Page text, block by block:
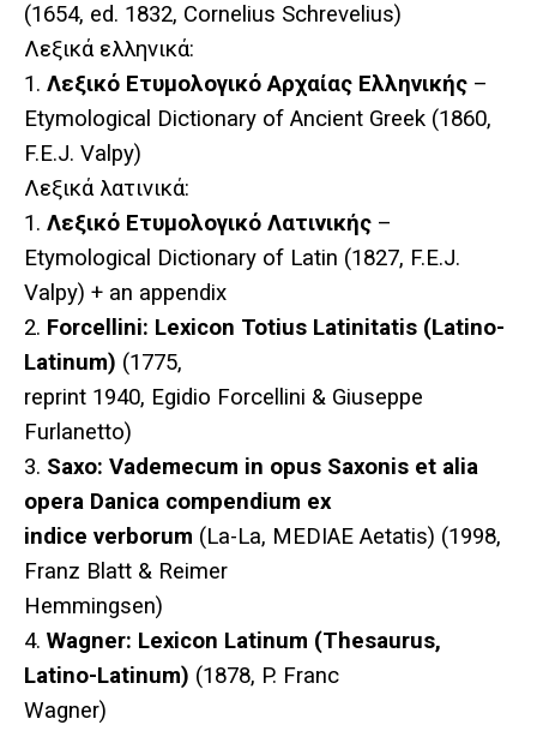
(1654, ed. 1832, Cornelius Schrevelius)
Λεξικά ελληνικά:
1. Λεξικό Ετυμολογικό Αρχαίας Ελληνικής –
Etymological Dictionary of Ancient Greek (1860,
F.E.J. Valpy)
Λεξικά λατινικά:
1. Λεξικό Ετυμολογικό Λατινικής –
Etymological Dictionary of Latin (1827, F.E.J.
Valpy) + an appendix
2. Forcellini: Lexicon Totius Latinitatis (Latino-
Latinum) (1775,
reprint 1940, Egidio Forcellini & Giuseppe
Furlanetto)
3. Saxo: Vademecum in opus Saxonis et alia
opera Danica compendium ex
indice verborum (La-La, MEDIAE Aetatis) (1998,
Franz Blatt & Reimer
Hemmingsen)
4. Wagner: Lexicon Latinum (Thesaurus,
Latino-Latinum) (1878, P. Franc
Wagner)